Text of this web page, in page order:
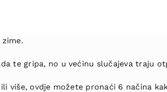
te gripa, no u većinu slučajeva traju
više, ovdje možete pronaći 6 načina